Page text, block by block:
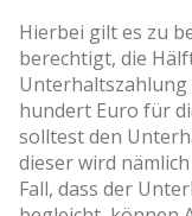
Hierbei gilt es zu
berechtigt, die
Unterhaltszahlung
hundert Euro für
solltest den
dieser wird
Fall, dass der